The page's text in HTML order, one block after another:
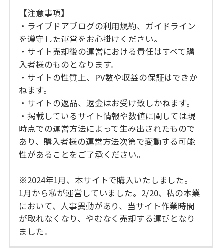
【注意事項】
・ライブドアブログの利用規約、ガイドライン
を遵守した運営をお心掛けください。
・サイト売却後の運営における責任はすべて購
入者様のものとなります。
・サイトの性質上、PV数や収益の保証はできか
ねます。
・サイトの返品、返金はお受け致しかねます。
・掲載しているサイト情報や数値に関しては現
時点での運営方法によって生み出されたもので
あり、購入者様の運営方法次第で変動する可能
性があることをご了承ください。
※2024年1月、本サイトで購入いたしました。
1月から私が運営していました。2/20、私の本業
において、人事異動があり、当サイト作業時間
が取れなくなり、やむなく売却する運びとなり
ました。